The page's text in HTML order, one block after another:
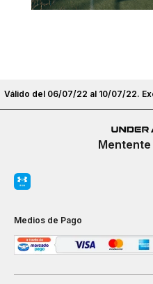
Válido del 06/07/22 al 10/07/22.
Medios de Pago